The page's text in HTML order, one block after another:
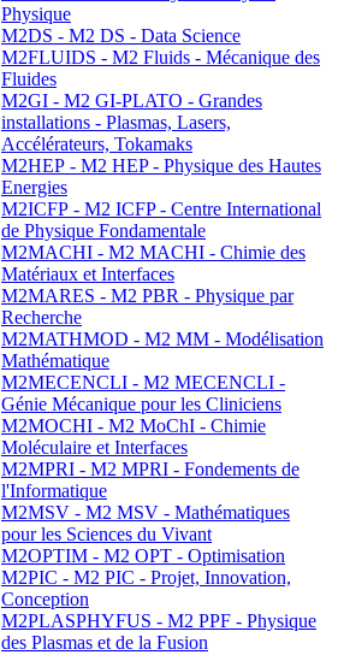
Physique
M2DS - M2 DS - Data Science
M2FLUIDS - M2 Fluids - Mécanique des
Fluides
M2GI - M2 GI-PLATO - Grandes
installations - Plasmas, Lasers,
Accélérateurs, Tokamaks
M2HEP - M2 HEP - Physique des Hautes
Energies
M2ICFP - M2 ICFP - Centre International
de Physique Fondamentale
M2MACHI - M2 MACHI - Chimie des
Matériaux et Interfaces
M2MARES - M2 PBR - Physique par
Recherche
M2MATHMOD - M2 MM - Modélisation
Mathématique
M2MECENCLI - M2 MECENCLI -
Génie Mécanique pour les Cliniciens
M2MOCHI - M2 MoChI - Chimie
Moléculaire et Interfaces
M2MPRI - M2 MPRI - Fondements de
l'Informatique
M2MSV - M2 MSV - Mathématiques
pour les Sciences du Vivant
M2OPTIM - M2 OPT - Optimisation
M2PIC - M2 PIC - Projet, Innovation,
Conception
M2PLASPHYFUS - M2 PPF - Physique
des Plasmas et de la Fusion